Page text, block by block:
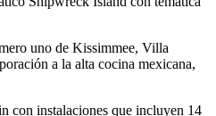
uno de Kissimmee, Villa
a la alta cocina mexicana,
con instalaciones que incluyen 14